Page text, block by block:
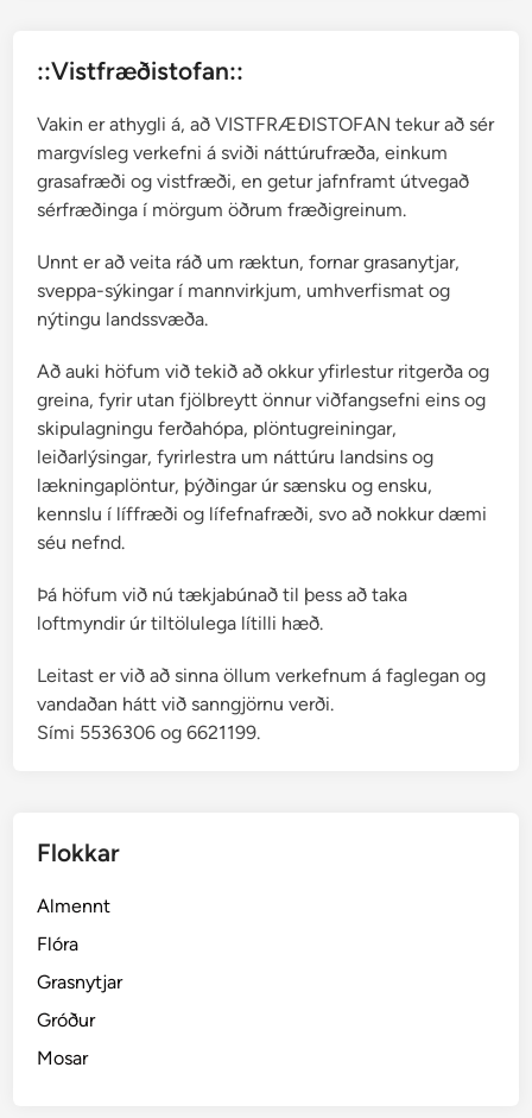
g
s
n
ú
a
m
n
i
n
g
::Vistfræðistofan::
Vakin er athygli á, að VISTFRÆÐISTOFAN tekur að sér
margvísleg verkefni á sviði náttúrufræða, einkum
grasafræði og vistfræði, en getur jafnframt útvegað
sérfræðinga í mörgum öðrum fræðigreinum.
Unnt er að veita ráð um ræktun, fornar grasanytjar,
sveppa-sýkingar í mannvirkjum, umhverfismat og
nýtingu landssvæða.
Að auki höfum við tekið að okkur yfirlestur ritgerða og
greina, fyrir utan fjölbreytt önnur viðfangsefni eins og
skipulagningu ferðahópa, plöntugreiningar,
leiðarlýsingar, fyrirlestra um náttúru landsins og
lækningaplöntur, þýðingar úr sænsku og ensku,
kennslu í líffræði og lífefnafræði, svo að nokkur dæmi
séu nefnd.
Þá höfum við nú tækjabúnað til þess að taka
loftmyndir úr tiltölulega lítilli hæð.
Leitast er við að sinna öllum verkefnum á faglegan og
vandaðan hátt við sanngjörnu verði.
Sími 5536306 og 6621199.
Flokkar
Almennt
Flóra
Grasnytjar
Gróður
Mosar